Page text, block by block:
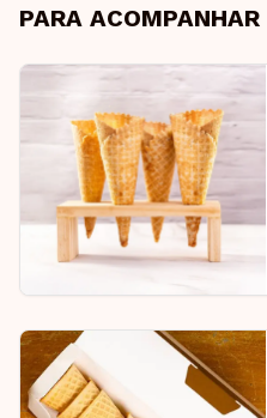
PARA ACOMPANHAR